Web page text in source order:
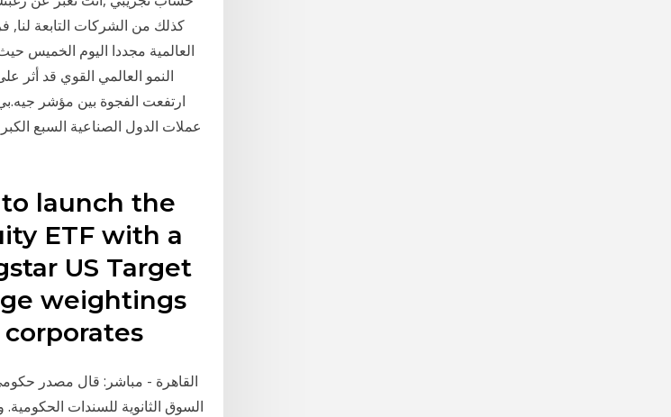
كذلك من الشركات التابعة لنا,
العالمية مجددا اليوم الخميس
ارتفعت الفجوة بين مؤشر
to launch the
ETF with a
US Target
weightings
القاهرة - مباشر: قال مصدر
السوق الثانوية للسندات